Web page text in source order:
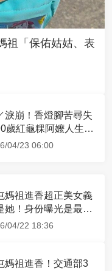
祖「保佑姑姑、表
淚崩！香燈腳苦尋失
紅龜粿阿嬤人生謝
04/23 06:00
媽祖進香超正美女義
她！身份曝光是最美
輩子不結婚
04/22 18:36
媽祖進香！交通部3